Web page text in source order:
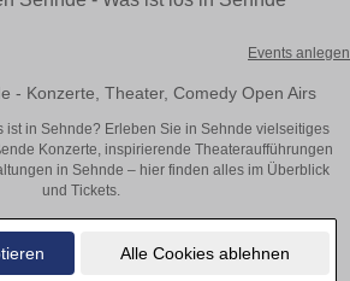
Alle Cookies ablehnen
Events anlegen
- Konzerte, Theater, Comedy Open Airs
ist in Sehnde? Erleben Sie in Sehnde vielseitiges
Konzerte, inspirierende Theateraufführungen
in Sehnde – hier finden alles im Überblick
und Tickets.